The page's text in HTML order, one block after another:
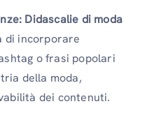
Didascalie di moda
di incorporare
o frasi popolari
della moda,
dei contenuti.